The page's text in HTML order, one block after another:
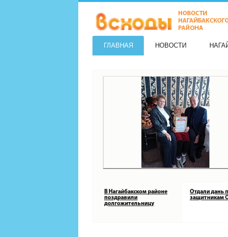
ГЛАВНАЯ НОВОСТИ
В Нагайбакском районе
поздравили
долгожительницу
Отдали дань
защитникам